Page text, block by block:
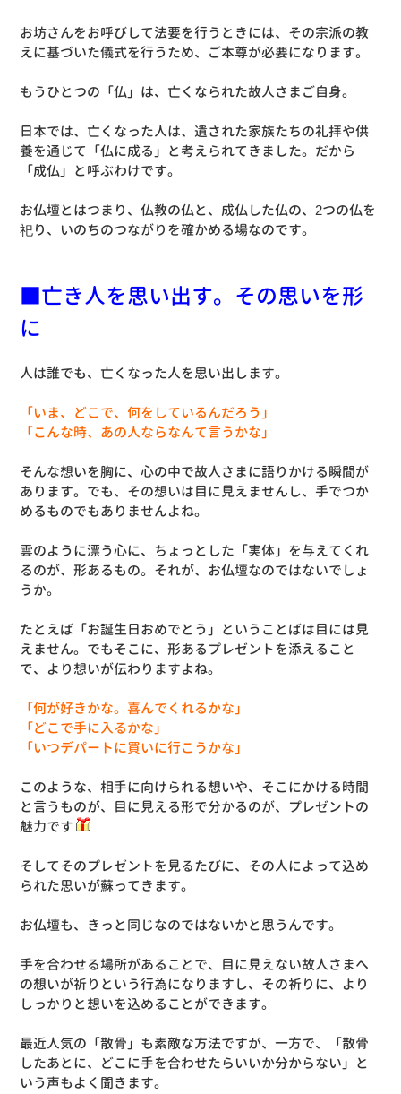
お坊さんをお呼びして法要を行うときには、その宗派の教
えに基づいた儀式を行うため、ご本尊が必要になります。
もうひとつの「仏」は、亡くなられた故人さまご自身。
日本では、亡くなった人は、遺された家族たちの礼拝や供
養を通じて「仏に成る」と考えられてきました。だから
「成仏」と呼ぶわけです。
お仏壇とはつまり、仏教の仏と、成仏した仏の、2つの仏を
祀り、いのちのつながりを確かめる場なのです。
■亡き人を思い出す。その思いを形
に
人は誰でも、亡くなった人を思い出します。
「いま、どこで、何をしているんだろう」
「こんな時、あの人ならなんて言うかな」
そんな想いを胸に、心の中で故人さまに語りかける瞬間が
あります。でも、その想いは目に見えませんし、手でつか
めるものでもありませんよね。
雲のように漂う心に、ちょっとした「実体」を与えてくれ
るのが、形あるもの。それが、お仏壇なのではないでしょ
うか。
たとえば「お誕生日おめでとう」ということばは目には見
えません。でもそこに、形あるプレゼントを添えること
で、より想いが伝わりますよね。
「何が好きかな。喜んでくれるかな」
「どこで手に入るかな」
「いつデパートに買いに行こうかな」
このような、相手に向けられる想いや、そこにかける時間
と言うものが、目に見える形で分かるのが、プレゼントの
魅力です
そしてそのプレゼントを見るたびに、その人によって込め
られた思いが蘇ってきます。
お仏壇も、きっと同じなのではないかと思うんです。
手を合わせる場所があることで、目に見えない故人さまへ
の想いが祈りという行為になりますし、その祈りに、より
しっかりと想いを込めることができます。
最近人気の「散骨」も素敵な方法ですが、一方で、「散骨
したあとに、どこに手を合わせたらいいか分からない」と
いう声もよく聞きます。